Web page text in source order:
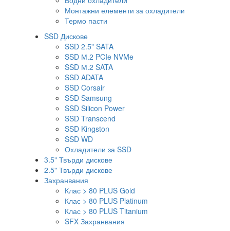
Монтажни елементи за охладители
Термо пасти
SSD Дискове
SSD 2.5" SATA
SSD М.2 PCIe NVMe
SSD М.2 SATA
SSD ADATA
SSD Corsair
SSD Samsung
SSD Silicon Power
SSD Transcend
SSD Kingston
SSD WD
Охладители за SSD
3.5" Твърди дискове
2.5" Твърди дискове
Захранвания
Клас > 80 PLUS Gold
Клас > 80 PLUS Platinum
Клас > 80 PLUS Titanium
SFX Захранвания